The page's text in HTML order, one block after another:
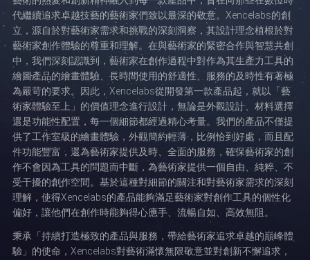
代繼續追求卓越技藝的藝術家們致以最深的敬意。Xencelabs的創
立，源自於對藝術家需求和挑戰的深刻洞察，其設計理念植根於對
藝術家創作體驗的尊重和理解。在與藝術家的緊密合作與智慧共創
中，我們深刻認識到，藝術家在創作過程中對作為其生產力工具的
繪圖產品的繪畫體驗、長時間使用的舒適性、服務的及時性有著極
為嚴苛的要求。因此，Xencelabs從開發第一款產品起，就以「藝
術家體驗至上」的價值理念進行設計，無論是外觀設計、材料選擇
還是功能性配置，每一個細節都經過精心考量。我們的產品不僅提
供了工作室級的繪畫體驗，外觀簡約輕薄，比例恰到好處，而且配
件功能豐富，還為藝術家提供及時、全面的服務，確保藝術家的創
作不會因為工具的問題而中斷，為藝術家提供一個自由、純粹、不
受干擾的創作空間。基於這種對細節的關注和對藝術家需求的深刻
理解，使得Xencelabs的產品能夠滿足藝術家對創作工具的個性化
偏好，讓他們在創作時能夠得心應手、流暢自如、高效無阻。
秉承「持續打造極致的產品與服務，帶給藝術家追求卓越的巔峰體
驗」的使命，Xencelabs對藝術滿懷無限敬意並對創新不懈追求，